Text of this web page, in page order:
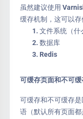
虽然建议使用
缓存机制，这可以存
文件系统（什
数据库
Redis
可缓存页面和不可
可缓存和不可缓存
语（默认所有页面